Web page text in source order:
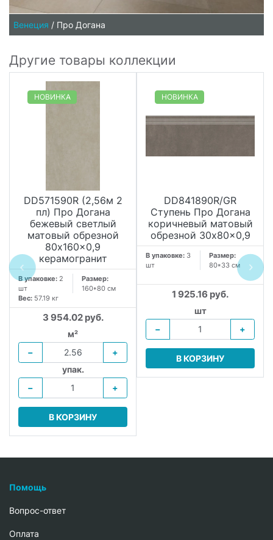
Венеция / Про Догана
Другие товары коллекции
НОВИНКА
DD571590R (2,56м 2
пл) Про Догана
бежевый светлый
матовый обрезной
80x160x0,9
керамогранит
В упаковке: 2
шт
Размер:
160*80 см
Вес: 57.19 кг
3 954.02 руб.
м²
−
+
упак.
−
+
В КОРЗИНУ
НОВИНКА
DD841890R/GR
Ступень Про Догана
коричневый матовый
обрезной 30x80x0,9
В упаковке: 3
шт
Размер:
80*33 см
1 925.16 руб.
шт
−
+
В КОРЗИНУ
Помощь
Вопрос-ответ
Oплата